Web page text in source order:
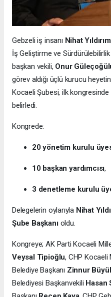
Gebzeli iş insanı Nihat Yıldırım
İş Geliştirme ve
başkan vekili, Onur
görev aldığı üçlü kurucu
Kocaeli Şubesi, ilk
belirledi.
Kongrede:
20 yönetim kurulu
10 başkan yardımcısı,
3 denetleme kurulu
Delegelerin oylarıyla Nihat
Şube Başkanıoldu.
Kongreye; AK Parti Kocaeli
Veysal Tipioğlu, CHP Kocaeli
Belediye Başkanı Zinnur
Belediyesi Başkanvekili Hasan